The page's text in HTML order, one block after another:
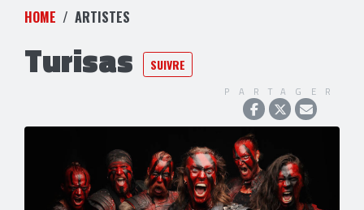
HOME ARTISTES
Turisas SUIVRE
PARTAGER